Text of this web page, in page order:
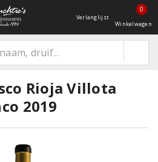
Verlanglijst
0
Winkelwagen
Rioja Villota
2019